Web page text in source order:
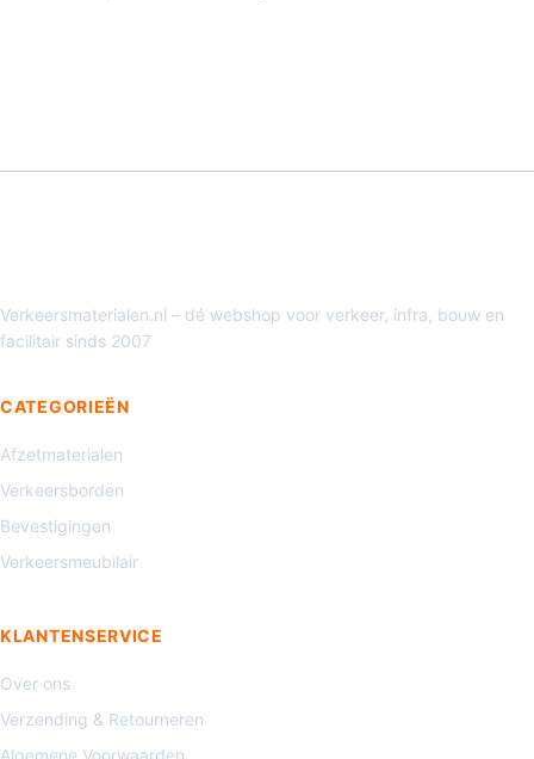
Verkeersmaterialen.nl – dé webshop voor verkeer, infra, bouw en
facilitair sinds 2007
CATEGORIEËN
Afzetmaterialen
Verkeersborden
Bevestigingen
Verkeersmeubilair
KLANTENSERVICE
Over ons
Verzending & Retourneren
Algemene Voorwaarden